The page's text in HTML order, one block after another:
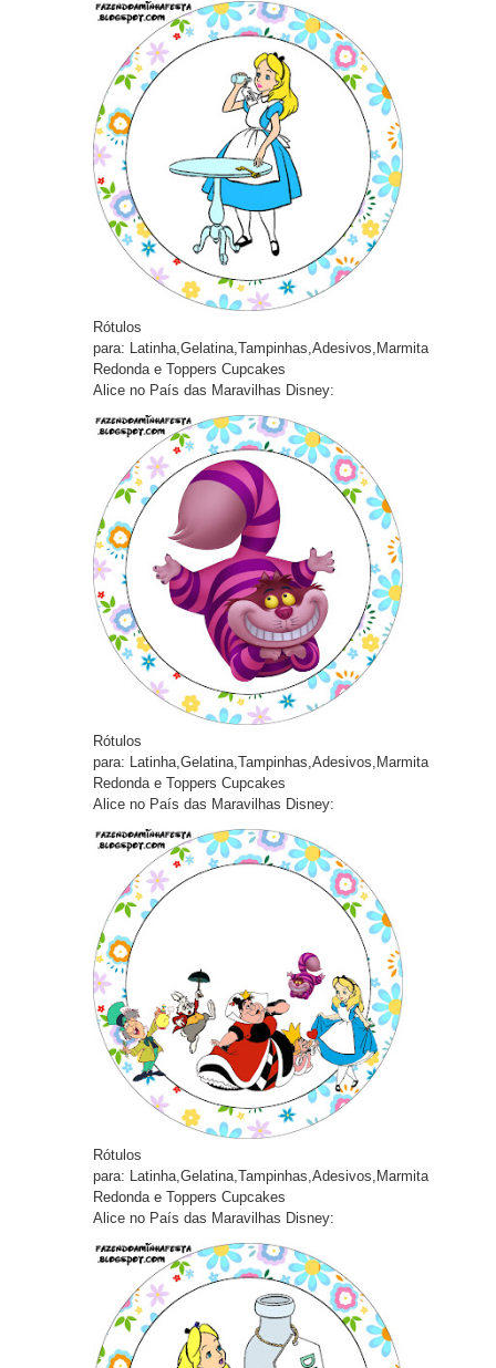
Rótulos
para:
Latinha,Gelatina,Tampinhas,Adesivos,Marmita
Redonda e Toppers Cupcakes
Alice no País das Maravilhas Disney:
Rótulos
para:
Latinha,Gelatina,Tampinhas,Adesivos,Marmita
Redonda e Toppers Cupcakes
Alice no País das Maravilhas Disney:
Rótulos
para:
Latinha,Gelatina,Tampinhas,Adesivos,Marmita
Redonda e Toppers Cupcakes
Alice no País das Maravilhas Disney: